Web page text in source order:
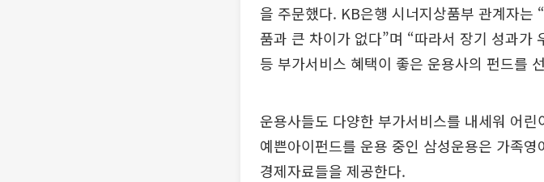
을 주문했다. KB은행 시너지상품부 관계자는
품과 큰 차이가 없다”며 “따라서 장기 성과가
등 부가서비스 혜택이 좋은 운용사의 펀드를
운용사들도 다양한 부가서비스를 내세워 어
예쁜아이펀드를 운용 중인 삼성운용은 가족
경제자료들을 제공한다.